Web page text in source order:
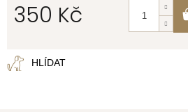
350 Kč
HLÍDAT